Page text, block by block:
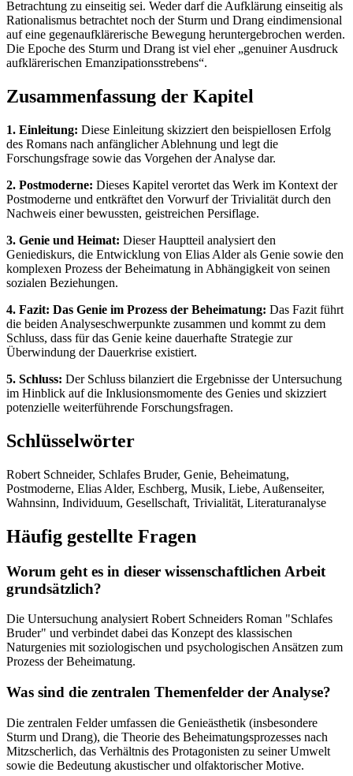
Betrachtung zu einseitig sei. Weder darf die Aufklärung einseitig als
Rationalismus betrachtet noch der Sturm und Drang eindimensional
auf eine gegenaufklärerische Bewegung heruntergebrochen werden.
Die Epoche des Sturm und Drang ist viel eher „genuiner Ausdruck
aufklärerischen Emanzipationsstrebens“.
Zusammenfassung der Kapitel
1. Einleitung: Diese Einleitung skizziert den beispiellosen Erfolg
des Romans nach anfänglicher Ablehnung und legt die
Forschungsfrage sowie das Vorgehen der Analyse dar.
2. Postmoderne: Dieses Kapitel verortet das Werk im Kontext der
Postmoderne und entkräftet den Vorwurf der Trivialität durch den
Nachweis einer bewussten, geistreichen Persiflage.
3. Genie und Heimat: Dieser Hauptteil analysiert den
Geniediskurs, die Entwicklung von Elias Alder als Genie sowie den
komplexen Prozess der Beheimatung in Abhängigkeit von seinen
sozialen Beziehungen.
4. Fazit: Das Genie im Prozess der Beheimatung: Das Fazit führt
die beiden Analyseschwerpunkte zusammen und kommt zu dem
Schluss, dass für das Genie keine dauerhafte Strategie zur
Überwindung der Dauerkrise existiert.
5. Schluss: Der Schluss bilanziert die Ergebnisse der Untersuchung
im Hinblick auf die Inklusionsmomente des Genies und skizziert
potenzielle weiterführende Forschungsfragen.
Schlüsselwörter
Robert Schneider, Schlafes Bruder, Genie, Beheimatung,
Postmoderne, Elias Alder, Eschberg, Musik, Liebe, Außenseiter,
Wahnsinn, Individuum, Gesellschaft, Trivialität, Literaturanalyse
Häufig gestellte Fragen
Worum geht es in dieser wissenschaftlichen Arbeit
grundsätzlich?
Die Untersuchung analysiert Robert Schneiders Roman "Schlafes
Bruder" und verbindet dabei das Konzept des klassischen
Naturgenies mit soziologischen und psychologischen Ansätzen zum
Prozess der Beheimatung.
Was sind die zentralen Themenfelder der Analyse?
Die zentralen Felder umfassen die Genieästhetik (insbesondere
Sturm und Drang), die Theorie des Beheimatungsprozesses nach
Mitzscherlich, das Verhältnis des Protagonisten zu seiner Umwelt
sowie die Bedeutung akustischer und olfaktorischer Motive.